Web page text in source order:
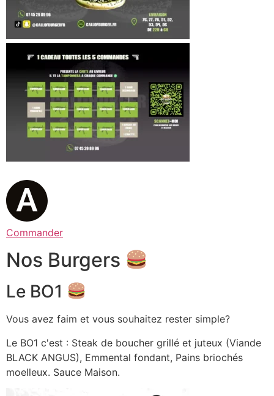
Commander
Nos Burgers
Le BO1
Vous avez faim et vous souhaitez rester simple?
Le BO1 c'est : Steak de boucher grillé et juteux (Viande
BLACK ANGUS), Emmental fondant, Pains briochés
moelleux. Sauce Maison.